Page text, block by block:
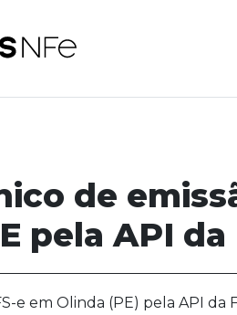
de
pela API da
e em Olinda (PE) pela API